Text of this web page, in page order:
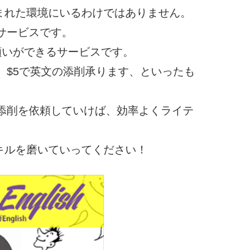
た環境にいるわけではありません。
ービスです。
ができるサービスです。
で英文の添削承ります、といったも
を依頼していけば、効率よくライテ
を磨いていってください！